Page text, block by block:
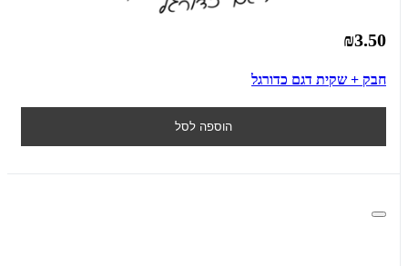
₪3.50
חבק + שקית דגם כדורגל
הוספה לסל